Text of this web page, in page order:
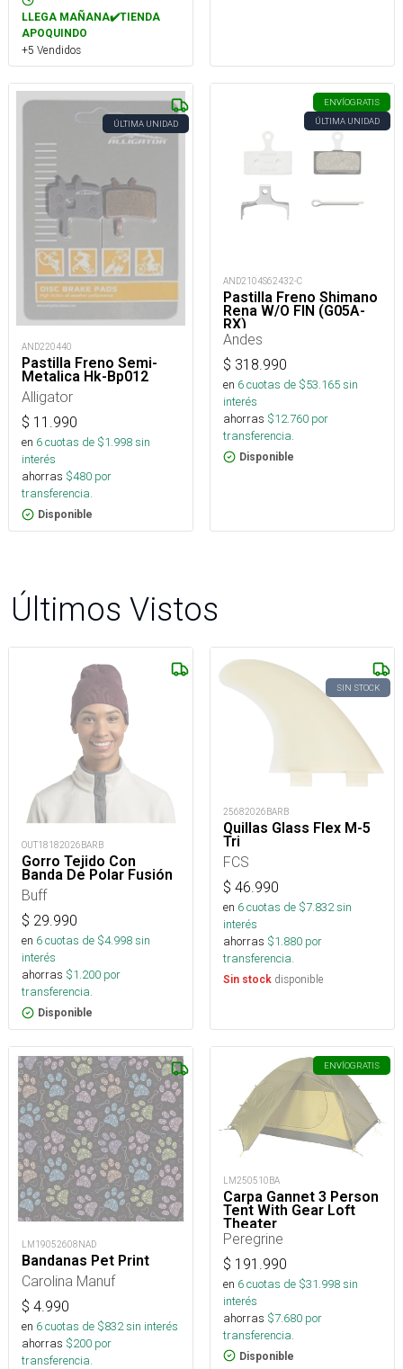
LLEGA MAÑANA✔️TIENDA
APOQUINDO
+5 Vendidos
ÚLTIMA UNIDAD
AND220440
Pastilla Freno Semi-
Metalica Hk-Bp012
Alligator
$ 11.990
en 6cuotas de $1.998sin
interés
ahorras $480 por
transferencia.
Disponible
ENVÍOGRATIS
ÚLTIMA UNIDAD
AND2104S62432-C
Pastilla Freno Shimano
Rena W/O FIN (G05A-
RX)
Andes
$ 318.990
en 6cuotas de $53.165sin
interés
ahorras $12.760 por
transferencia.
Disponible
Últimos Vistos
OUT18182026BARB
Gorro Tejido Con
Banda De Polar Fusión
Buff
$ 29.990
en 6cuotas de $4.998sin
interés
ahorras $1.200 por
transferencia.
Disponible
SIN STOCK
25682026BARB
Quillas Glass Flex M-5
Tri
FCS
$ 46.990
en 6cuotas de $7.832sin
interés
ahorras $1.880 por
transferencia.
Sin stock disponible
LM19052608NAD
Bandanas Pet Print
Carolina Manuf
$ 4.990
en 6cuotas de $832sin interés
ahorras $200 por
transferencia.
ENVÍOGRATIS
LM250510BA
Carpa Gannet 3 Person
Tent With Gear Loft
Theater
Peregrine
$ 191.990
en 6cuotas de $31.998sin
interés
ahorras $7.680 por
transferencia.
Disponible